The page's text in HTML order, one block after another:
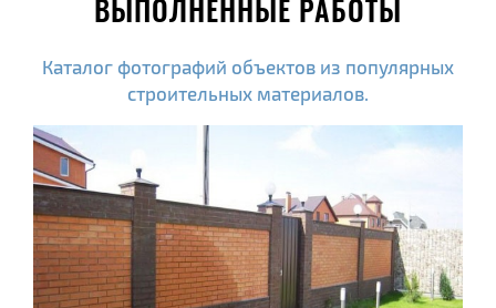
ВЫПОЛНЕННЫЕ РАБОТЫ
Каталог фотографий объектов из популярных
строительных материалов.